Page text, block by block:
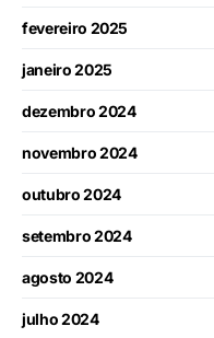
fevereiro 2025
janeiro 2025
dezembro 2024
novembro 2024
outubro 2024
setembro 2024
agosto 2024
julho 2024